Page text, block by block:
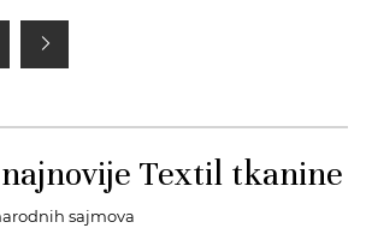
Textil tkanine
sajmova